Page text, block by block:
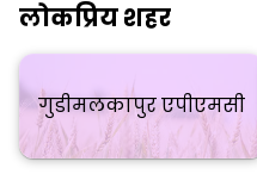
लोकप्रिय शहर
गुडीमलकापुर एपीएमसी